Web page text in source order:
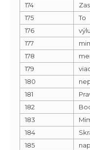
174
175
To
176
177
178
179
180
181
182
183
184
185